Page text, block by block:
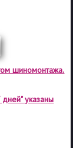
шиномонтажа.
указаны